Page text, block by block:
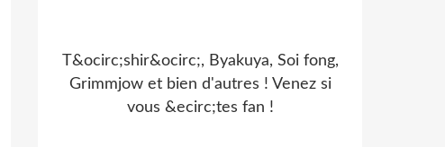
T&ocirc;shir&ocirc;, Byakuya, Soi fong,
Grimmjow et bien d'autres ! Venez si
vous &ecirc;tes fan !